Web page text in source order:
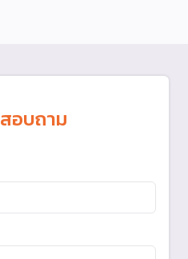
สอบถาม